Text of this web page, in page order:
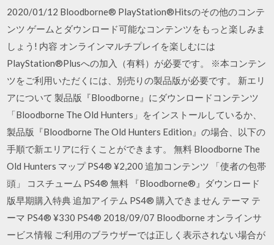
2020/01/12 Bloodborne® PlayStation®Hitsのその他のコンテ
ンツ ゲームとダウンロード可能なコンテンツをもっと楽しみま
しょう! 内容 オンラインマルチプレイを楽しむには
PlayStation®Plusへの加入（有料）が必要です。 ※本コンテン
ツをご利用いただくには、別売りの製品版が必要です。 新エリ
アについて 製品版『Bloodborne』にダウンロードコンテンツ
「Bloodborne The Old Hunters」をインストールしているか、
製品版『Bloodborne The Old Hunters Edition』の場合、以下の
手順で新エリアに行くことができます。 無料 Bloodborne The
Old Hunters マップ PS4® ¥2,200 追加コンテンツ 「使者の包帯
頭」 コスチューム PS4® 無料 『Bloodborne®』ダウンロード
版早期購入特典 追加アイテム PS4® 購入できません テーマ テ
ーマ PS4® ¥330 PS4® 2018/09/07 Bloodborne オンラインサ
ービス情報 ご利用のブラウザーでは正しく表示されない場合が